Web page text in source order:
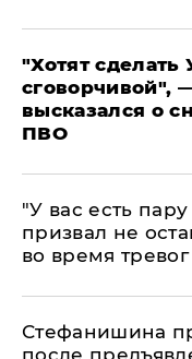
​"Хотят сделать
сговорчивой",
высказался о
ПВО
​"У вас есть
призвал не
во время тревог
Стефанишина
после